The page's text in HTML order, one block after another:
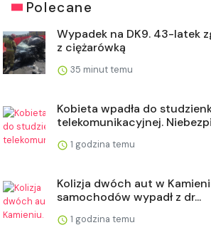
Polecane
Wypadek na DK9. 43-latek
z ciężarówką
35 minut temu
Kobieta wpadła do
telekomunikacyjnej.
1 godzina temu
Kolizja dwóch aut w
samochodów wypadł z dr...
1 godzina temu